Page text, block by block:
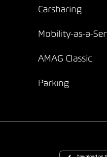
Carsharing
Mobility-as-a-
AMAG Classic
Parking